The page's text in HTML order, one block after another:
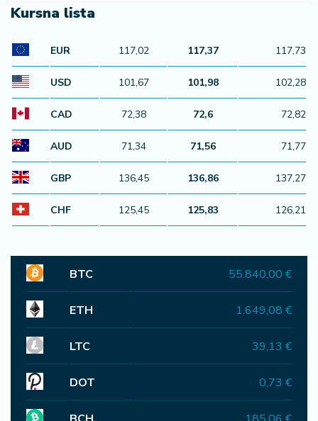
Kursna lista
EUR 117,02 117,37 117,73
USD 101,67 101,98 102,28
CAD 72,38 72,6 72,82
AUD 71,34 71,56 71,77
GBP 136,45 136,86 137,27
CHF 125,45 125,83 126,21
BTC 55.840,00 €
ETH 1.649,08 €
LTC 39,13 €
DOT 0,73 €